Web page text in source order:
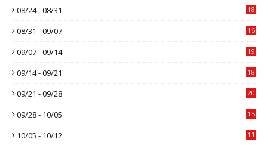
08/24 - 08/31 18
08/31 - 09/07 16
09/07 - 09/14 19
09/14 - 09/21 18
09/21 - 09/28 20
09/28 - 10/05 15
10/05 - 10/12 11